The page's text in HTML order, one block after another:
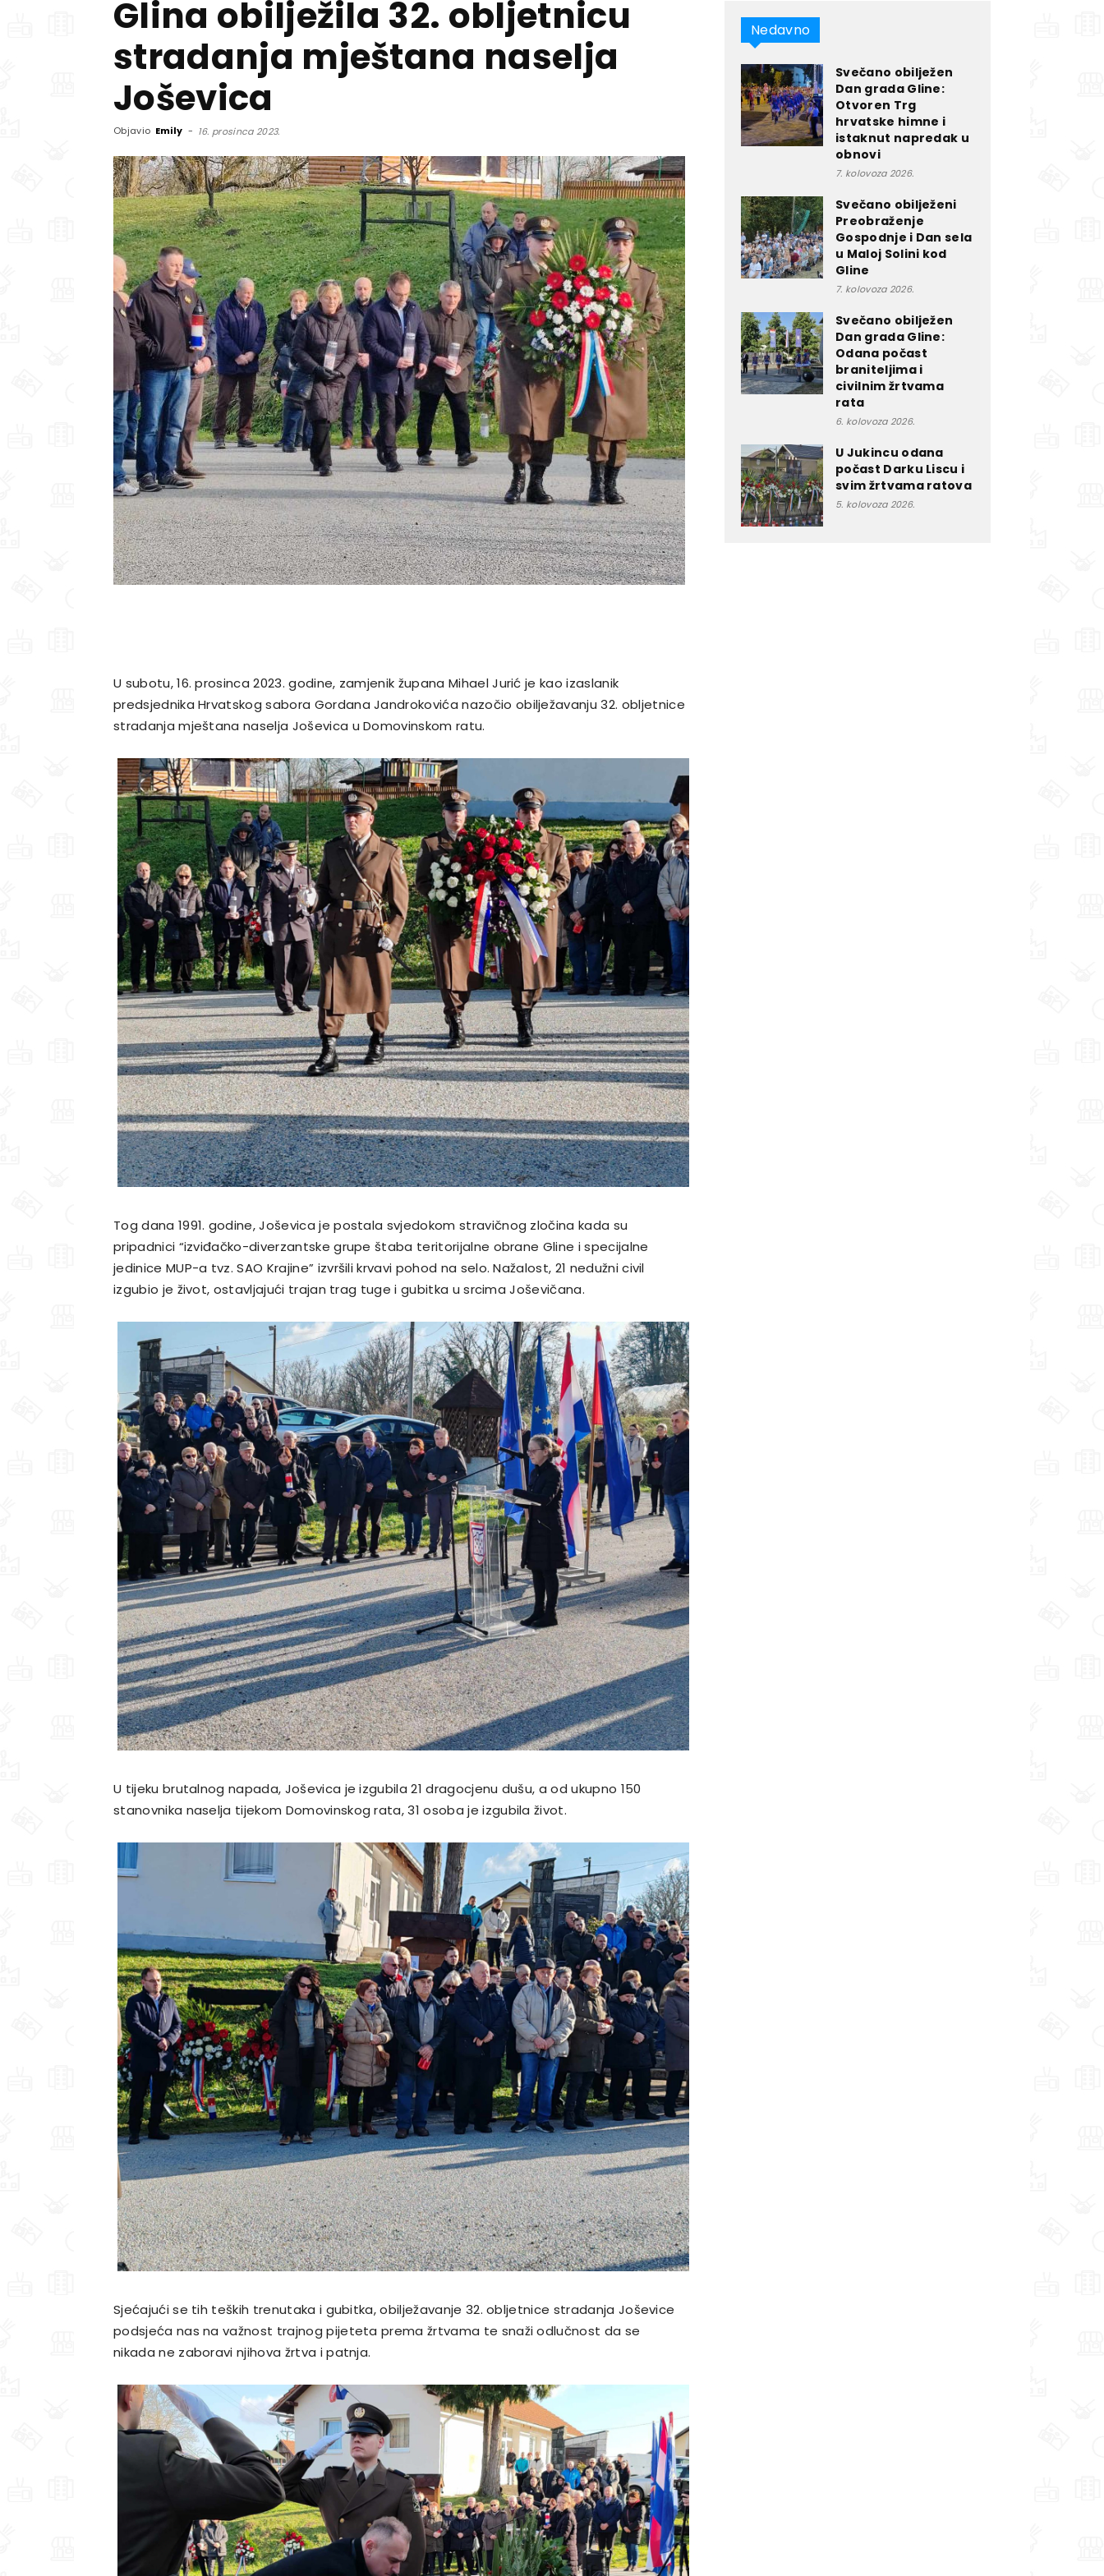
Glina obilježila 32. obljetnicu
stradanja mještana naselja
Joševica
Objavio Emily - 16. prosinca 2023.
U subotu, 16. prosinca 2023. godine, zamjenik župana Mihael Jurić je kao izaslanik
predsjednika Hrvatskog sabora Gordana Jandrokovića nazočio obilježavanju 32. obljetnice
stradanja mještana naselja Joševica u Domovinskom ratu.
Tog dana 1991. godine, Joševica je postala svjedokom stravičnog zločina kada su
pripadnici “izviđačko-diverzantske grupe štaba teritorijalne obrane Gline i specijalne
jedinice MUP-a tvz. SAO Krajine” izvršili krvavi pohod na selo. Nažalost, 21 nedužni civil
izgubio je život, ostavljajući trajan trag tuge i gubitka u srcima Joševičana.
U tijeku brutalnog napada, Joševica je izgubila 21 dragocjenu dušu, a od ukupno 150
stanovnika naselja tijekom Domovinskog rata, 31 osoba je izgubila život.
Sjećajući se tih teških trenutaka i gubitka, obilježavanje 32. obljetnice stradanja Joševice
podsjeća nas na važnost trajnog pijeteta prema žrtvama te snaži odlučnost da se
nikada ne zaboravi njihova žrtva i patnja.
Nedavno
Svečano obilježen
Dan grada Gline:
Otvoren Trg
hrvatske himne i
istaknut napredak u
obnovi
7. kolovoza 2026.
Svečano obilježeni
Preobraženje
Gospodnje i Dan sela
u Maloj Solini kod
Gline
7. kolovoza 2026.
Svečano obilježen
Dan grada Gline:
Odana počast
braniteljima i
civilnim žrtvama
rata
6. kolovoza 2026.
U Jukincu odana
počast Darku Liscu i
svim žrtvama ratova
5. kolovoza 2026.